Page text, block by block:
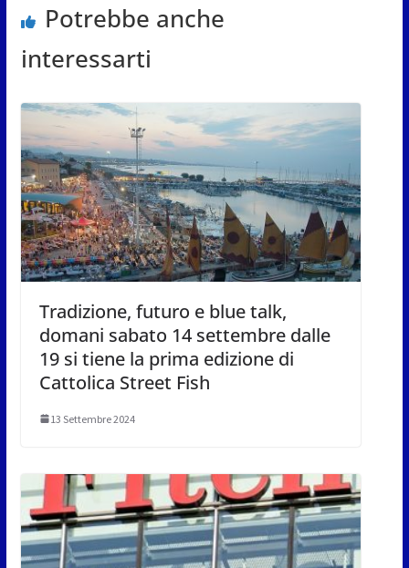
Potrebbe anche
interessarti
Tradizione, futuro e blue talk,
domani sabato 14 settembre dalle
19 si tiene la prima edizione di
Cattolica Street Fish
13 Settembre 2024